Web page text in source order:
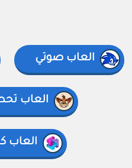
العاب صوتي
العاب
العاب